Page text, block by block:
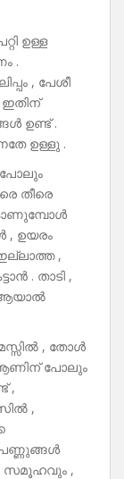
ഉള്ള
.
, പേശീ
ഇതിന്
ഉണ്ട് .
ഉള്ളു .
പോലും
തീരെ
, ഉയരം
,
. താടി ,
ആയാൽ
, തോൾ
ആണിന് പോലും
,
,
സമൂഹവും ,